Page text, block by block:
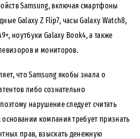
Samsung, включая смартфоны
Galaxy Z Flip7, часы Galaxy Watch8,
ноутбуки Galaxy Book4, а также
и мониторов.
что Samsung якобы знала о
либо сознательно
нарушение следует считать
компания требует признать
прав, взыскать денежную